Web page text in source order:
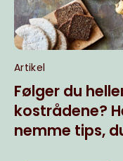
Artikel
Følger du
kostrådene?
nemme tips,